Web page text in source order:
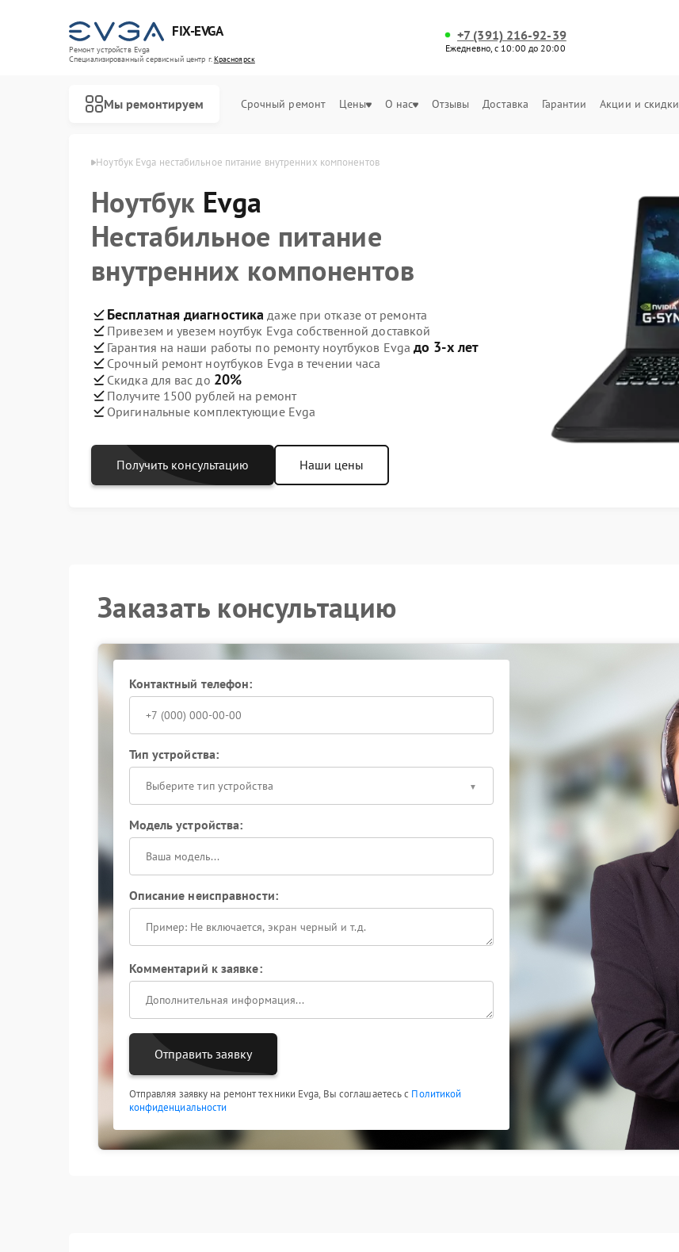
FIX-EVGA
Ремонт устройств Evga
Специализированный cервисный центр г.Красноярск
+7 (391) 216-92-39
Ежедневно, с 10:00 до 20:00
Мы ремонтируем Срочный ремонт Цены О нас Отзывы Доставка Гарантии Акции и скидки
в Красноярске Ноутбук Evga нестабильное питание внутренних компонентов
Ноутбук Evga
Нестабильное питание
внутренних компонентов
Бесплатная диагностика даже при отказе от ремонта
Привезем и увезем ноутбук Evga собственной доставкой
Гарантия на наши работы по ремонту ноутбуков Evga до 3-х лет
Срочный ремонт ноутбуков Evga в течении часа
Скидка для вас до 20%
Получите 1500 рублей на ремонт
Оригинальные комплектующие Evga
Получить консультацию Наши цены
Заказать консультацию
Контактный телефон:
Тип устройства:
Выберите тип устройства
Модель устройства:
Описание неисправности:
Комментарий к заявке:
Отправить заявку
Отправляя заявку на ремонт техники Evga, Вы соглашаетесь с Политикой
конфиденциальности